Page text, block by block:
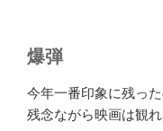
爆弾
今年一番印象に残っ
残念ながら映画は観